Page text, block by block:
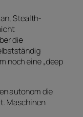
Stealth-
die
noch eine „deep
autonom die
Maschinen